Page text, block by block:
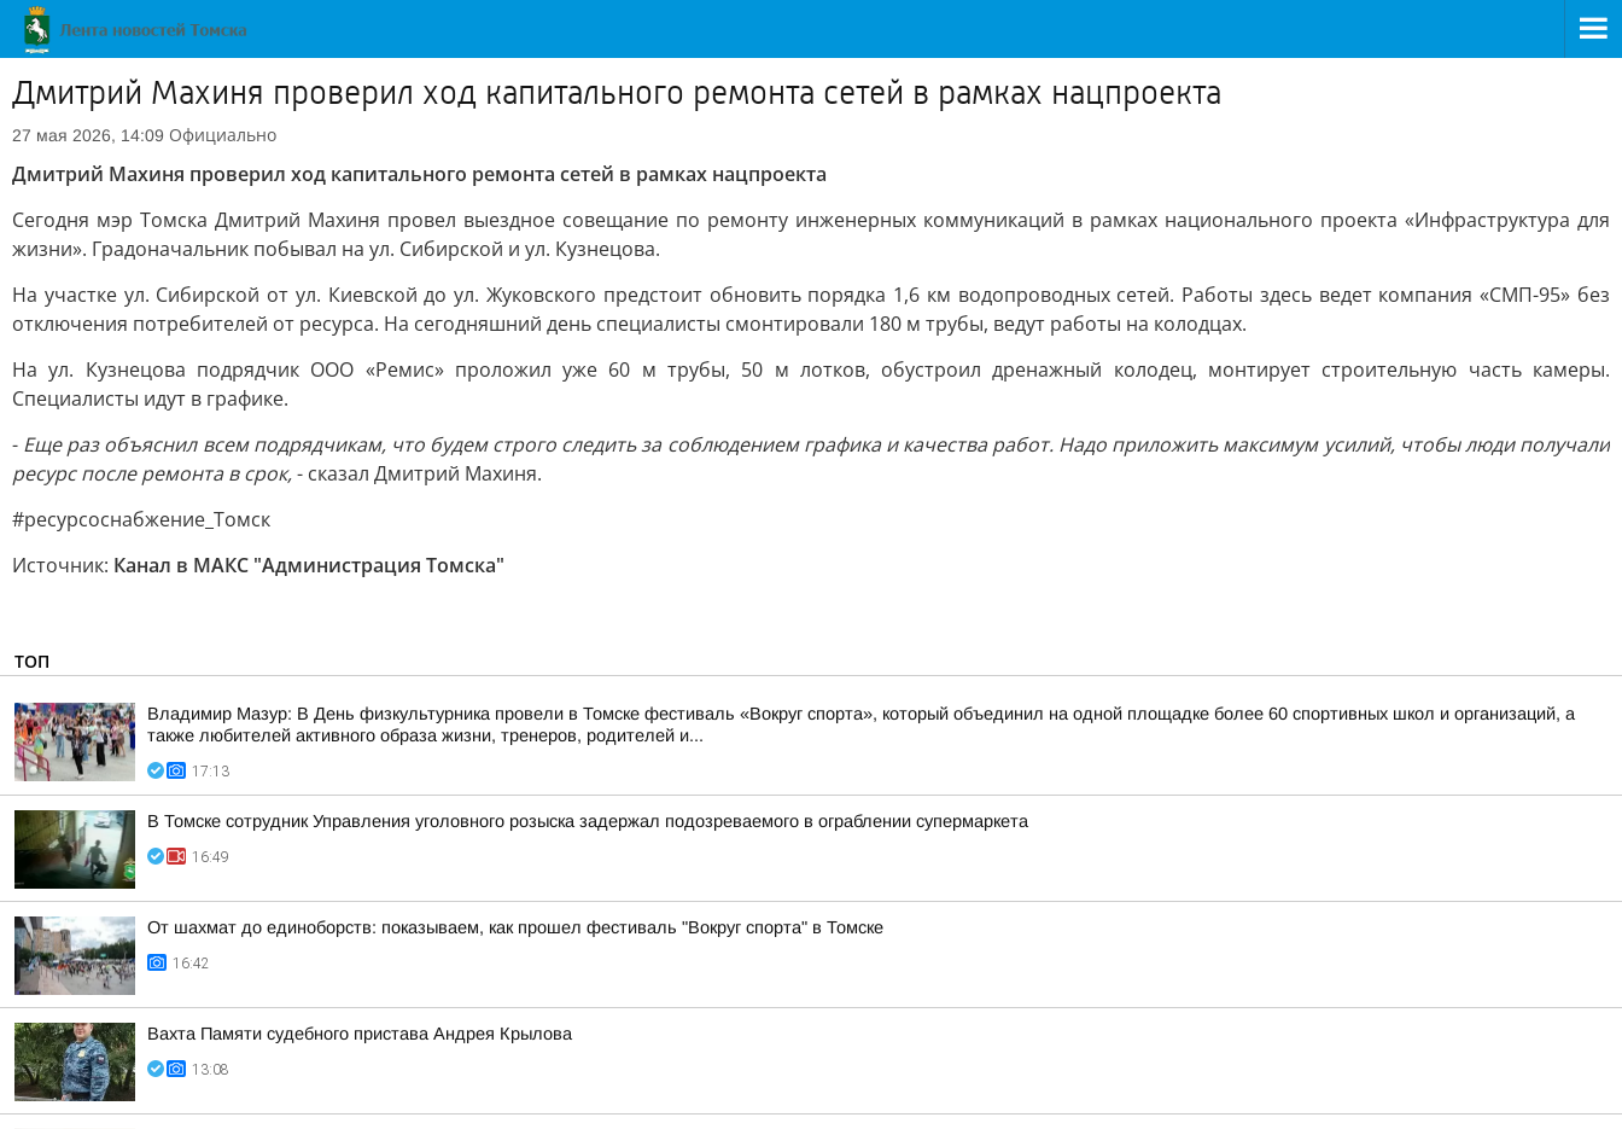
Дмитрий Махиня проверил ход капитального ремонта сетей в рамках нацпроекта
27 мая 2026, 14:09 Официально
Дмитрий Махиня проверил ход капитального ремонта сетей в рамках нацпроекта
Сегодня мэр Томска Дмитрий Махиня провел выездное совещание по ремонту инженерных коммуникаций в рамках национального проекта «Инфраструктура для
жизни». Градоначальник побывал на ул. Сибирской и ул. Кузнецова.
На участке ул. Сибирской от ул. Киевской до ул. Жуковского предстоит обновить порядка 1,6 км водопроводных сетей. Работы здесь ведет компания «СМП-95» без
отключения потребителей от ресурса. На сегодняшний день специалисты смонтировали 180 м трубы, ведут работы на колодцах.
На ул. Кузнецова подрядчик ООО «Ремис» проложил уже 60 м трубы, 50 м лотков, обустроил дренажный колодец, монтирует строительную часть камеры.
Специалисты идут в графике.
- Еще раз объяснил всем подрядчикам, что будем строго следить за соблюдением графика и качества работ. Надо приложить максимум усилий, чтобы люди получали
ресурс после ремонта в срок,- сказал Дмитрий Махиня.
#ресурсоснабжение_Томск
Источник: Канал в МАКС "Администрация Томска"
ТОП
Владимир Мазур: В День физкультурника провели в Томске фестиваль «Вокруг спорта», который объединил на одной площадке более 60 спортивных школ и организаций, а
также любителей активного образа жизни, тренеров, родителей и...
17:13
В Томске сотрудник Управления уголовного розыска задержал подозреваемого в ограблении супермаркета
16:49
От шахмат до единоборств: показываем, как прошел фестиваль "Вокруг спорта" в Томске
16:42
Вахта Памяти судебного пристава Андрея Крылова
13:08